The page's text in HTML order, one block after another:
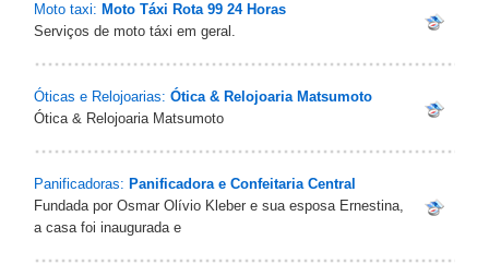
Moto taxi: Moto Táxi Rota 99 24 Horas‎
Serviços de moto táxi em geral.
Óticas e Relojoarias: Ótica & Relojoaria Matsumoto
Ótica & Relojoaria Matsumoto
Panificadoras: Panificadora e Confeitaria Central
Fundada por Osmar Olívio Kleber e sua esposa Ernestina,
a casa foi inaugurada e